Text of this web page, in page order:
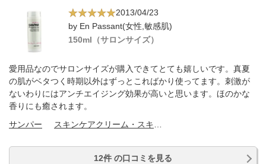
2013/04/23
by En Passant(女性,敏感肌)
150ml（サロンサイズ）
愛用品なのでサロンサイズが購入できてとても嬉しいです。真夏
の肌がベタつく時期以外はずっとこればかり使ってます。刺激が
ないわりにはアンチエイジング効果が高いと思います。ほのかな
香りにも癒されます。
サンパー
12件 の口コミを見る